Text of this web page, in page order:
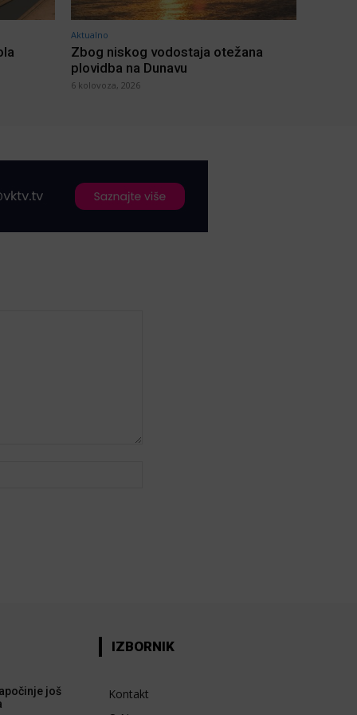
Aktualno
Zbog niskog vodostaja otežana
plovidba na Dunavu
6 kolovoza, 2026
još
IZBORNIK
Kontakt